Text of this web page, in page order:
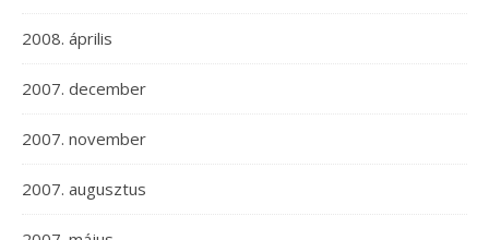
2008. április
2007. december
2007. november
2007. augusztus